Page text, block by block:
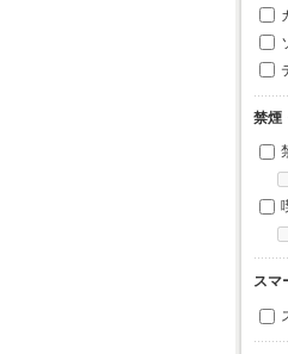
禁煙
スマ